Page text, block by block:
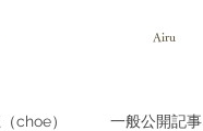
Airu
choe） 一般公開記事